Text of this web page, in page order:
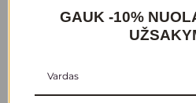
maitina plaukus iš vidaus, giliai
sveikus bei elastingus.
jiems natūralų blizgesį ir elastingumą.
barjerą plauko paviršiuje,
GAUK -10%